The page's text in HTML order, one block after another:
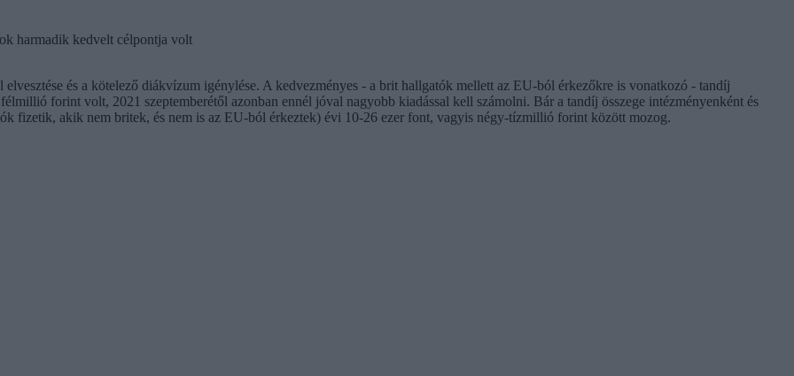
harmadik kedvelt célpontja volt
és a kötelező diákvízum igénylése. A kedvezményes - a brit hallgatók mellett az EU-ból érkezőkre is vonatkozó - tandíj
forint volt, 2021 szeptemberétől azonban ennél jóval nagyobb kiadással kell számolni. Bár a tandíj összege intézményenként és
fizetik, akik nem britek, és nem is az EU-ból érkeztek) évi 10-26 ezer font, vagyis négy-tízmillió forint között mozog.